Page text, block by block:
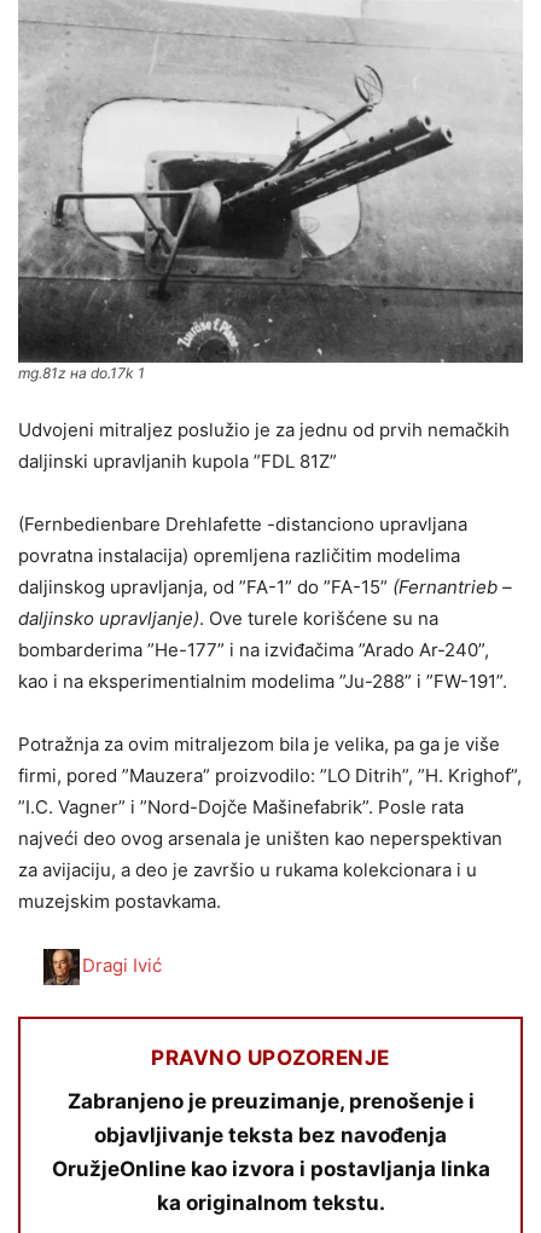
mg.81z на do.17k 1
Udvojeni mitraljez poslužio je za jednu od prvih nemačkih
daljinski upravljanih kupola ”FDL 81Z”
(Fernbedienbare Drehlafette -distanciono upravljana
povratna instalacija) opremljena različitim modelima
daljinskog upravljanja, od ”FA-1” do ”FA-15” (Fernantrieb –
daljinsko upravljanje). Ove turele korišćene su na
bombarderima ”He-177” i na izviđačima ”Arado Ar-240”,
kao i na eksperimentialnim modelima ”Ju-288” i ”FW-191”.
Potražnja za ovim mitraljezom bila je velika, pa ga je više
firmi, pored ”Mauzera” proizvodilo: ”LO Ditrih”, ”H. Krighof”,
”I.C. Vagner” i ”Nord-Dojče Mašinefabrik”. Posle rata
najveći deo ovog arsenala je uništen kao neperspektivan
za avijaciju, a deo je završio u rukama kolekcionara i u
muzejskim postavkama.
Dragi Ivić
PRAVNO UPOZORENJE
Zabranjeno je preuzimanje, prenošenje i
objavljivanje teksta bez navođenja
OružjeOnline kao izvora i postavljanja linka
ka originalnom tekstu.